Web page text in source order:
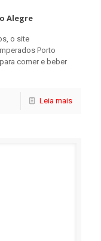
Alegre
o site
Porto
comer e beber
Leia mais